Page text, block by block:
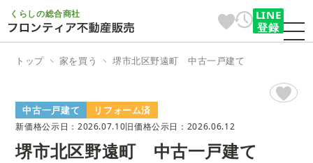
くらしの総合商社
LINE
登録
トップ 家を買う 堺市北区野遠町 中古一戸建て
中古一戸建て リフォーム済
新価格公示日：2026.07.10旧価格公示日：2026.06.12
堺市北区野遠町 中古一戸建て